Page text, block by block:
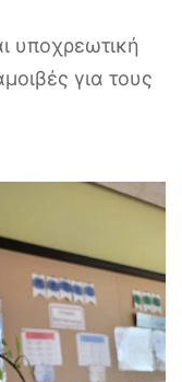
υποχρεωτική
για τους